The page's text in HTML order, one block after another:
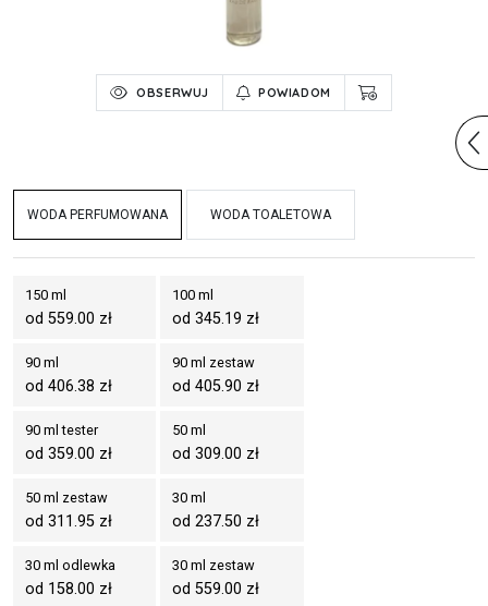
OBSERWUJ POWIADOM
WODA PERFUMOWANA WODA TOALETOWA
150 ml
od 559.00 zł
100 ml
od 345.19 zł
90 ml
od 406.38 zł
90 ml zestaw
od 405.90 zł
90 ml tester
od 359.00 zł
50 ml
od 309.00 zł
50 ml zestaw
od 311.95 zł
30 ml
od 237.50 zł
30 ml odlewka
od 158.00 zł
30 ml zestaw
od 559.00 zł